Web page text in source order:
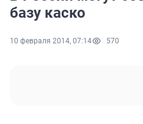
базу каско
10 февраля 2014, 07:14 570